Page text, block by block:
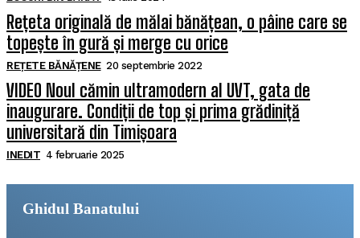
Rețeta originală de mălai bănățean, o pâine care se
topește în gură și merge cu orice
REȚETE BĂNĂȚENE 20 septembrie 2022
VIDEO Noul cămin ultramodern al UVT, gata de
inaugurare. Condiții de top și prima grădiniță
universitară din Timișoara
INEDIT 4 februarie 2025
Ghidul Banatului